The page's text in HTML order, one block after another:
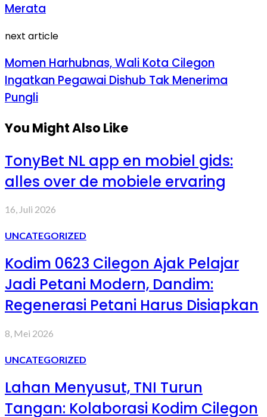
Merata
next article
Momen Harhubnas, Wali Kota Cilegon
Ingatkan Pegawai Dishub Tak Menerima
Pungli
You Might Also Like
TonyBet NL app en mobiel gids:
alles over de mobiele ervaring
16, Juli 2026
UNCATEGORIZED
Kodim 0623 Cilegon Ajak Pelajar
Jadi Petani Modern, Dandim:
Regenerasi Petani Harus Disiapkan
8, Mei 2026
UNCATEGORIZED
Lahan Menyusut, TNI Turun
Tangan: Kolaborasi Kodim Cilegon